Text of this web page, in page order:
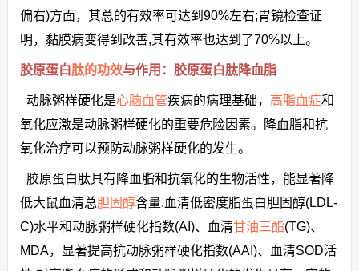
偏右)方面，其总的有效率可达到90%左右;胃镜检查证
明，黏膜病变得到改善,其有效率也达到了70%以上。
胶原蛋白肽的功效与作用：胶原蛋白肽降血脂
动脉粥样硬化是心脑血管疾病的病理基础， 高脂血症和
氧化应激是动脉粥样硬化的重要危险因素。降血脂和抗
氧化治疗可以预防动脉粥样硬化的发生。
胶原蛋白肽具有降血脂和抗氧化的生物活性，能显著降
低大鼠血清总胆固醇含量.血清低密度脂蛋白胆固醇(LDL-
C)水平和动脉粥样硬化指数(AI)、血清甘油三酯(TG)、
MDA，显著提高抗动脉粥样硬化指数(AAI)、血清SOD活